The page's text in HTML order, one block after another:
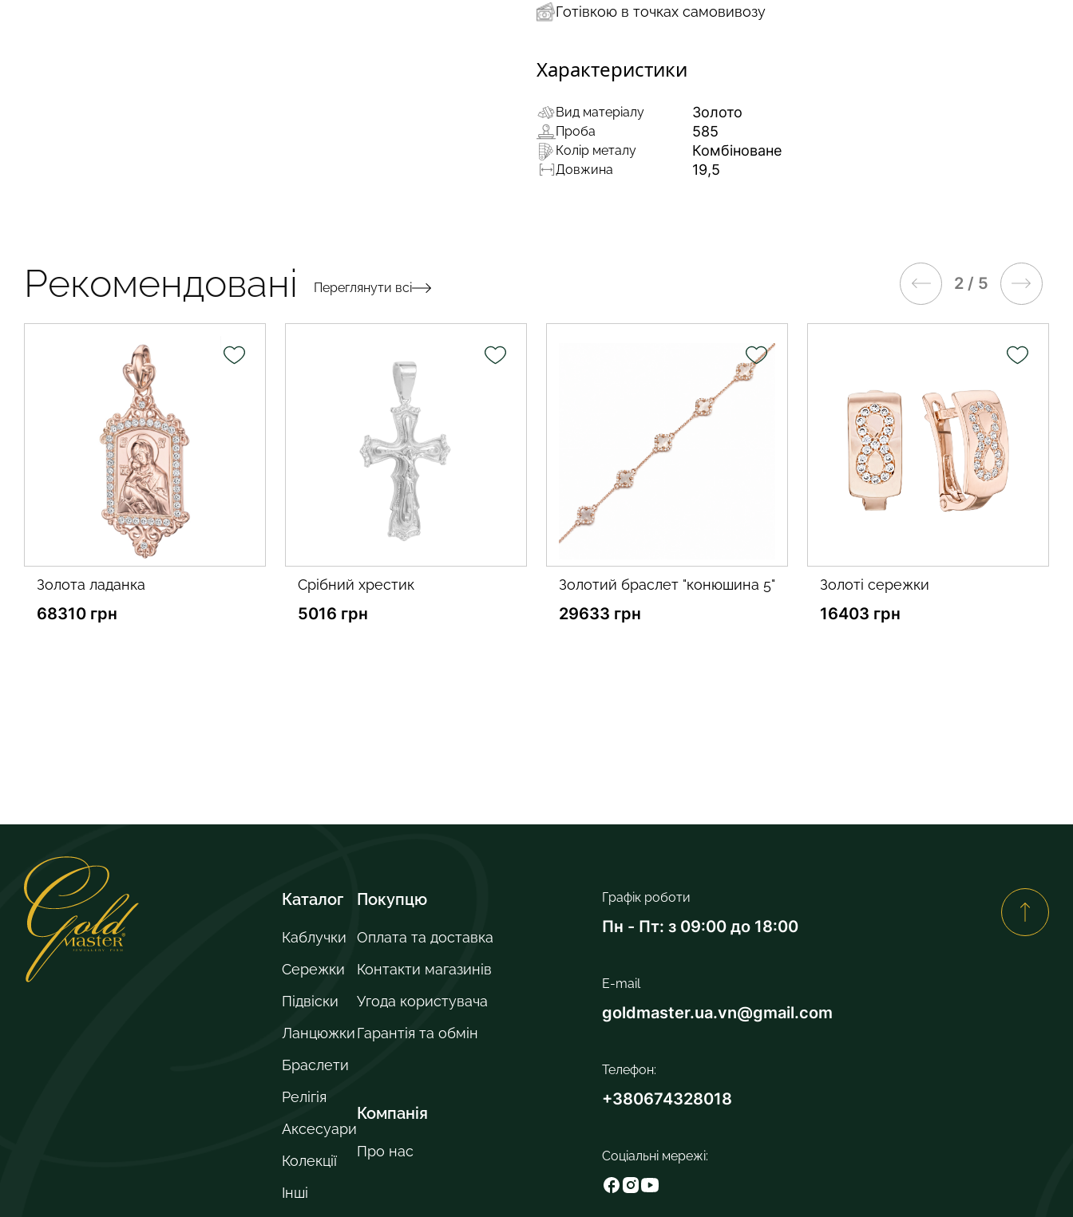
Готівкою в точках самовивозу
Характеристики
Вид матеріалу Золото
Проба 585
Колір металу Комбіноване
Довжина 19,5
Рекомендовані Переглянути всі 3 / 5
срібний хрестик
5016 грн
золотий браслет "конюшина 5"
29633 грн
золоті сережки
16403 грн
золоті пусети
12555 грн
Каталог
Каблучки
Сережки
Підвіски
Ланцюжки
Браслети
Релігія
Аксесуари
Колекції
Інші
Покупцю
Оплата та доставка
Контакти магазинів
Угода користувача
Гарантія та обмін
Компанія
Про нас
Графік роботи
Пн - Пт: з 09:00 до 18:00
E-mail
goldmaster.ua.vn@gmail.com
Телефон:
+380674328018
Соціальні мережі: